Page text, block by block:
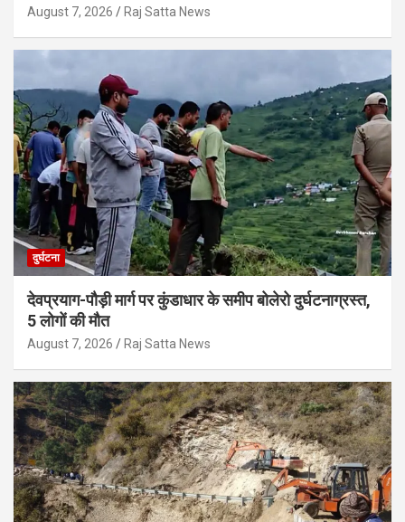
August 7, 2026 Raj Satta News
दुर्घटना
देवप्रयाग-पौड़ी मार्ग पर कुंडाधार के समीप बोलेरो दुर्घटनाग्रस्त,
5 लोगों की मौत
August 7, 2026 Raj Satta News